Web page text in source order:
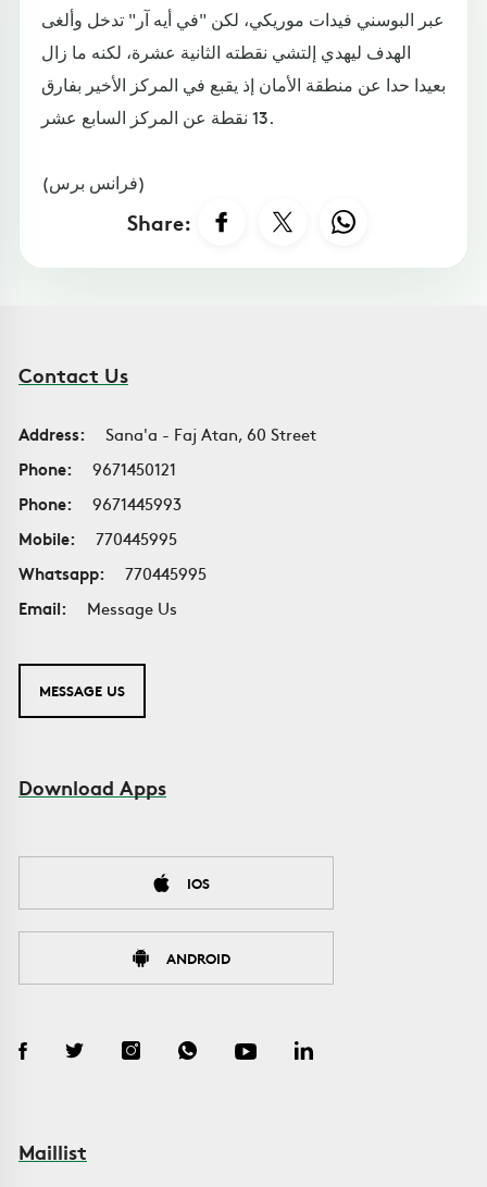
عبر البوسني فيدات موريكي، لكن "في أيه آر" تدخل وألغى
الهدف ليهدي إلتشي نقطته الثانية عشرة، لكنه ما زال
بعيدا حدا عن منطقة الأمان إذ يقبع في المركز الأخير بفارق
13 نقطة عن المركز السابع عشر.
(فرانس برس)
Share:
Contact Us
Address:
Sana'a - Faj Atan, 60 Street
Phone:
9671450121
Phone:
9671445993
Mobile:
770445995
Whatsapp:
770445995
Email:
Message Us
MESSAGE US
Download Apps
IOS
ANDROID
Maillist